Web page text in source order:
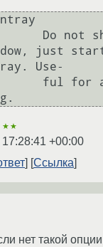
just
Use‐
+00:00
Ссылка
нет такой